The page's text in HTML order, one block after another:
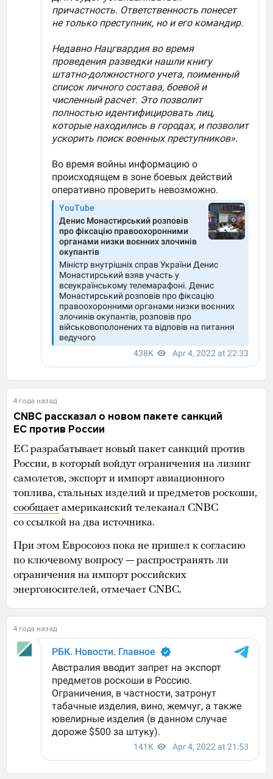
4 года назад
CNBC рассказал о новом пакете санкций
ЕС против России
ЕС разрабатывает новый пакет санкций против
России, в который войдут ограничения на лизинг
самолетов, экспорт и импорт авиационного
топлива, стальных изделий и предметов роскоши,
сообщает американский телеканал CNBC
со ссылкой на два источника.
При этом Евросоюз пока не пришел к согласию
по ключевому вопросу — распространять ли
ограничения на импорт российских
энергоносителей, отмечает CNBC.
4 года назад